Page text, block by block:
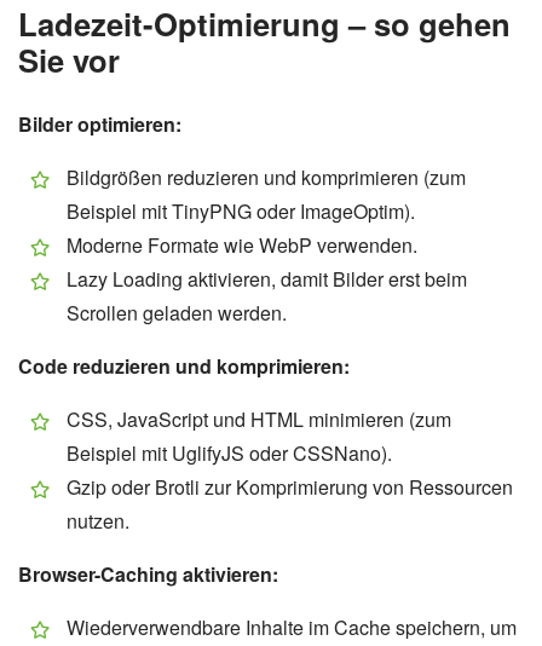
Ladezeit-Optimierung – so gehen
Sie vor
Bilder optimieren:
Bildgrößen reduzieren und komprimieren (zum
Beispiel mit TinyPNG oder ImageOptim).
Moderne Formate wie WebP verwenden.
Lazy Loading aktivieren, damit Bilder erst beim
Scrollen geladen werden.
Code reduzieren und komprimieren:
CSS, JavaScript und HTML minimieren (zum
Beispiel mit UglifyJS oder CSSNano).
Gzip oder Brotli zur Komprimierung von Ressourcen
nutzen.
Browser-Caching aktivieren:
Wiederverwendbare Inhalte im Cache speichern, um